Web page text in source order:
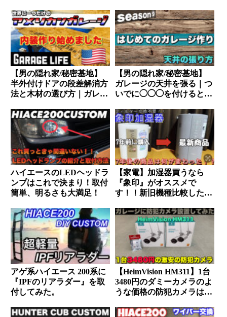
【男の隠れ家/秘密基地】
半外付けドアの段差解消方
法と木材の選び方｜ガレー
【男の隠れ家/秘密基地】
ガレージの天井を張る｜つ
いでに◯◯◯を付けると便
ハイエースのLEDヘッドラ
ンプはこれで決まり！取付
簡単、明るさも大満足！
【家電】加湿器買うなら
『象印』がオススメで
す！！新旧機種比較したけ
でした。
アゲ系ハイエース 200系に
『IPFのリアラダー』を取
付してみた。
【HeimVision HM311】1台
3480円のダミーカメラのよ
うな価格の防犯カメラは使
してみた！！！